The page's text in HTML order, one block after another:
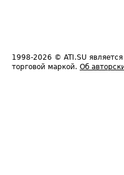
1998-2026 © ATI.SU
торговой маркой. Об